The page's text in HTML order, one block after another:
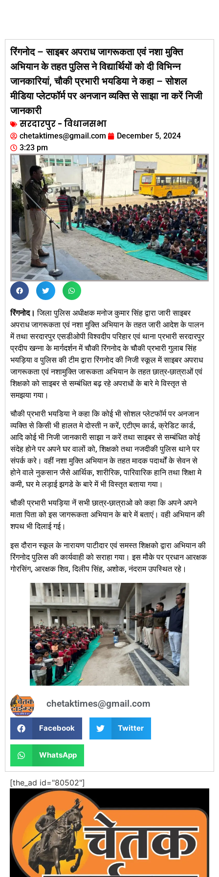
रिंगनोद – साइबर अपराध जागरूकता एवं नशा मुक्ति
अभियान के तहत पुलिस ने विद्यार्थियों को दी विभिन्न
जानकारियां, चौकी प्रभारी भयडिया ने कहा – सोशल
मीडिया प्लेटफॉर्म पर अनजान व्यक्ति से साझा ना करें निजी
जानकारी
सरदारपुर - विधानसभा
chetaktimes@gmail.com
December 5, 2024
3:23 pm
रिंगनोद।जिला पुलिस अधीक्षक मनोज कुमार सिंह द्वारा जारी साइबर
अपराध जागरूकता एवं नशा मुक्ति अभियान के तहत जारी आदेश के पालन
में तथा सरदारपुर एसडीओपी विश्वदीप परिहार एवं थाना प्रभारी सरदारपुर
प्रदीप खन्ना के मार्गदर्शन में चौकी रिंगनोद के चौकी प्रभारी गुलाब सिंह
भयड़िया व पुलिस की टीम द्वारा रिंगनोद की निजी स्कूल में साइबर अपराध
जागरूकता एवं नशामुक्ति जारूकता अभियान के तहत छात्र-छात्राओं एवं
शिक्षको को साइबर से सम्बंधित बढ़ रहे अपराधों के बारे मे विस्तृत से
समझया गया।
चौकी प्रभारी भयडिया ने कहा कि कोई भी सोशल प्लेटफॉर्म पर अनजान
व्यक्ति से किसी भी हालत मे दोस्ती न करें, एटीएम कार्ड, क्रेडिट कार्ड,
आदि कोई भी निजी जानकारी साझा न करें तथा साइबर से सम्बंधित कोई
संदेह होने पर अपने घर वालों को, शिक्षको तथा नजदीकी पुलिस थाने पर
संपर्क करे। वहीं नशा मुक्ति अभियान के तहत मादक पदार्थों के सेवन से
होने वाले नुकसान जैसे आर्थिक, शारीरिक, पारिवारिक हानि तथा शिक्षा मे
कमी, घर मे लड़ाई झगडे के बारे में भी विस्तृत बताया गया।
चौकी प्रभारी भयड़िया नें सभी छात्र-छात्राओ को कहा कि अपने अपने
माता पिता को इस जागरूकता अभियान के बारे में बताएं। वही अभियान की
शपथ भी दिलाई गई।
इस दौरान स्कूल के नारायण पाटीदार एवं समस्त शिक्षको द्वारा अभियान की
रिंगनोद पुलिस की कार्यवाही को सराहा गया। इस मौके पर प्रधान आरक्षक
गोरसिंग, आरक्षक शिव, दिलीप सिंह, अशोक, नंदराम उपस्थित रहे।
chetaktimes@gmail.com
Facebook Twitter
WhatsApp
[the_ad id="80502"]